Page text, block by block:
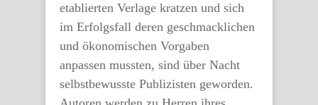
etablierten Verlage kratzen und sich
im Erfolgsfall deren geschmacklichen
und ökonomischen Vorgaben
anpassen mussten, sind über Nacht
selbstbewusste Publizisten geworden.